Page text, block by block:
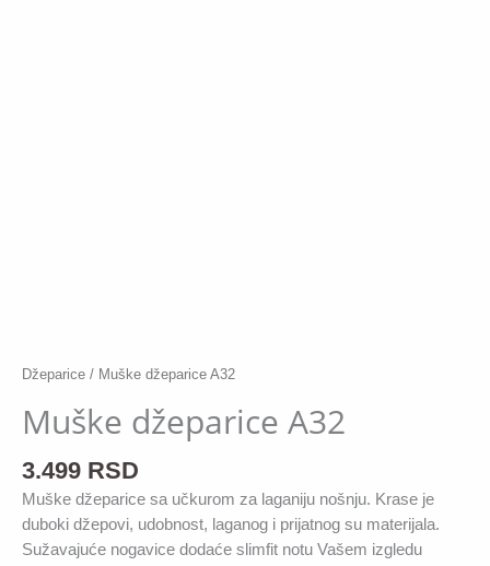
Džeparice / Muške džeparice A32
Muške džeparice A32
3.499 RSD
Muške džeparice sa učkurom za laganiju nošnju. Krase je
duboki džepovi, udobnost, laganog i prijatnog su materijala.
Sužavajuće nogavice dodaće slimfit notu Vašem izgledu